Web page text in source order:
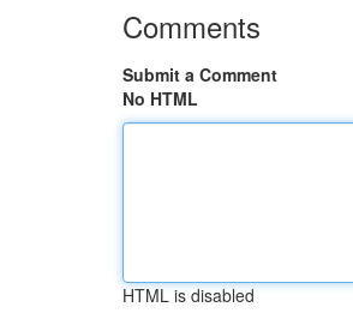
Comments
Submit a Comment
No HTML
HTML is disabled